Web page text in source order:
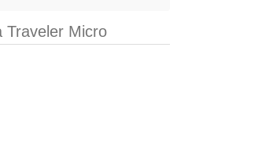
Traveler Micro